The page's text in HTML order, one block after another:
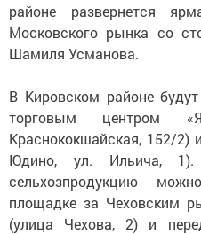
районе развернется
Московского рынка со
Шамиля Усманова.
В Кировском районе
торговым центром
Краснококшайская, 152/2)
Юдино, ул. Ильича, 1).
сельхозпродукцию
площадке за Чеховским
(улица Чехова, 2) и